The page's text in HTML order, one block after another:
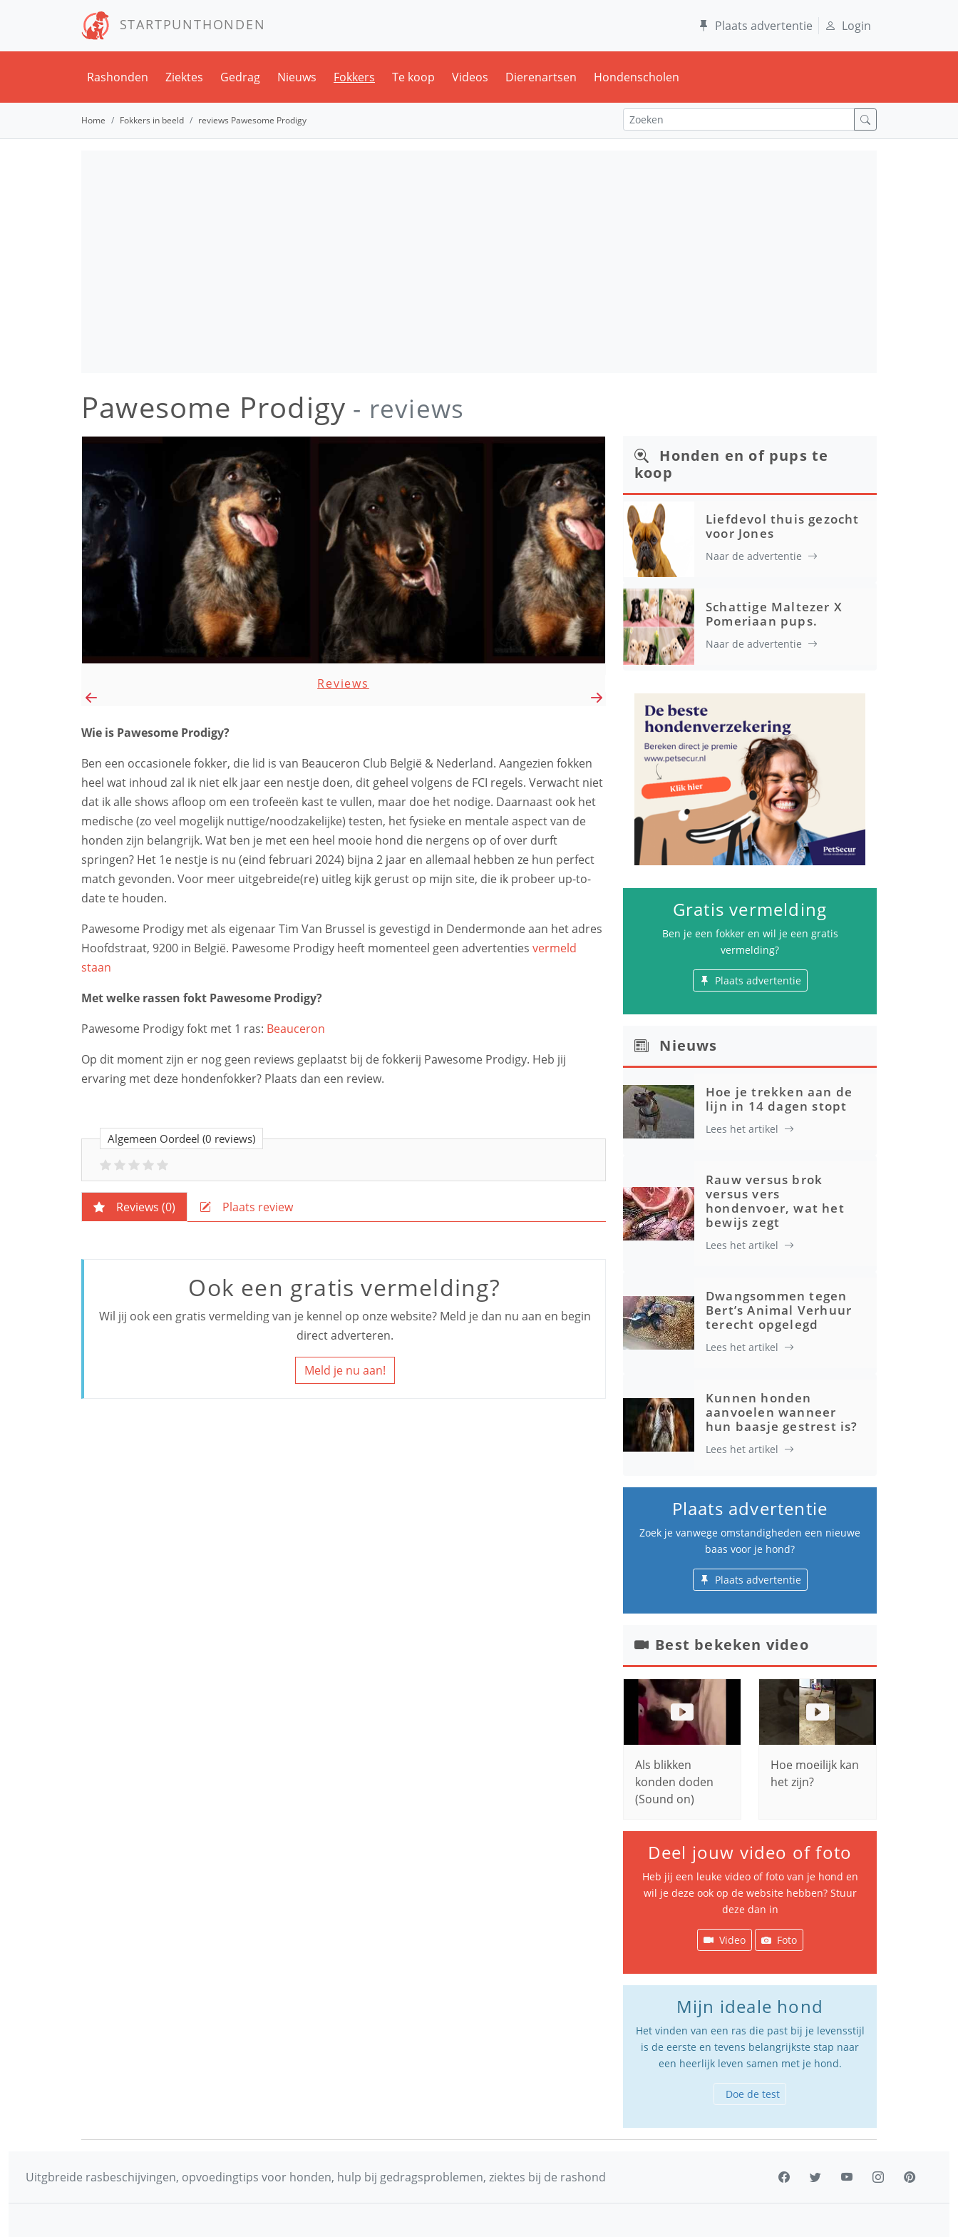
STARTPUNTHONDEN Plaats advertentie Login
Rashonden Ziektes Gedrag Nieuws Fokkers Te koop Videos Dierenartsen Hondenscholen
Home Fokkers in beeld reviews Pawesome Prodigy
Pawesome Prodigy - reviews
Reviews
Wie is Pawesome Prodigy?
Ben een occasionele fokker, die lid is van Beauceron Club België & Nederland. Aangezien fokken
heel wat inhoud zal ik niet elk jaar een nestje doen, dit geheel volgens de FCI regels. Verwacht niet
dat ik alle shows afloop om een trofeeën kast te vullen, maar doe het nodige. Daarnaast ook het
medische (zo veel mogelijk nuttige/noodzakelijke) testen, het fysieke en mentale aspect van de
honden zijn belangrijk. Wat ben je met een heel mooie hond die nergens op of over durft
springen? Het 1e nestje is nu (eind februari 2024) bijna 2 jaar en allemaal hebben ze hun perfect
match gevonden. Voor meer uitgebreide(re) uitleg kijk gerust op mijn site, die ik probeer up-to-
date te houden.
Pawesome Prodigy met als eigenaar Tim Van Brussel is gevestigd in Dendermonde aan het adres
Hoofdstraat, 9200 in België. Pawesome Prodigy heeft momenteel geen advertenties vermeld
staan
Met welke rassen fokt Pawesome Prodigy?
Pawesome Prodigy fokt met 1 ras: Beauceron
Op dit moment zijn er nog geen reviews geplaatst bij de fokkerij Pawesome Prodigy. Heb jij
ervaring met deze hondenfokker? Plaats dan een review.
Algemeen Oordeel (0 reviews)
Reviews (0) Plaats review
Ook een gratis vermelding?
Wil jij ook een gratis vermelding van je kennel op onze website? Meld je dan nu aan en begin
direct adverteren.
Meld je nu aan!
Honden en of pups te
koop
Liefdevol thuis gezocht
voor Jones
Naar de advertentie
Schattige Maltezer X
Pomeriaan pups.
Naar de advertentie
Gratis vermelding
Ben je een fokker en wil je een gratis
vermelding?
Plaats advertentie
Nieuws
Hoe je trekken aan de
lijn in 14 dagen stopt
Lees het artikel
Rauw versus brok
versus vers
hondenvoer, wat het
bewijs zegt
Lees het artikel
Dwangsommen tegen
Bert’s Animal Verhuur
terecht opgelegd
Lees het artikel
Kunnen honden
aanvoelen wanneer
hun baasje gestrest is?
Lees het artikel
Plaats advertentie
Zoek je vanwege omstandigheden een nieuwe
baas voor je hond?
Plaats advertentie
Best bekeken video
Als blikken
konden doden
(Sound on)
Hoe moeilijk kan
het zijn?
Deel jouw video of foto
Heb jij een leuke video of foto van je hond en
wil je deze ook op de website hebben? Stuur
deze dan in
Video Foto
Mijn ideale hond
Het vinden van een ras die past bij je levensstijl
is de eerste en tevens belangrijkste stap naar
een heerlijk leven samen met je hond.
Doe de test
Uitgbreide rasbeschijvingen, opvoedingtips voor honden, hulp bij gedragsproblemen, ziektes bij de rashond